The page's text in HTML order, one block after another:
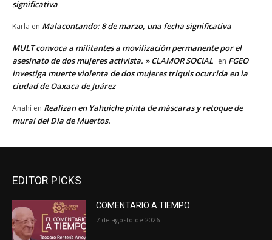
significativa
Karla en Malacontando: 8 de marzo, una fecha significativa
MULT convoca a militantes a movilización permanente por el
asesinato de dos mujeres activista. » CLAMOR SOCIAL en FGEO
investiga muerte violenta de dos mujeres triquis ocurrida en la
ciudad de Oaxaca de Juárez
Anahí en Realizan en Yahuiche pinta de máscaras y retoque de
mural del Día de Muertos.
EDITOR PICKS
COMENTARIO A TIEMPO
7 de agosto de 2026